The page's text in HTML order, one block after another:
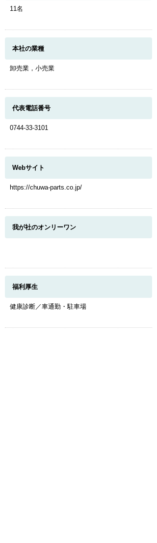
11名
本社の業種
卸売業，小売業
代表電話番号
0744-33-3101
Webサイト
https://chuwa-parts.co.jp/
我が社のオンリーワン
福利厚生
健康診断／車通勤・駐車場
このページのトップへ